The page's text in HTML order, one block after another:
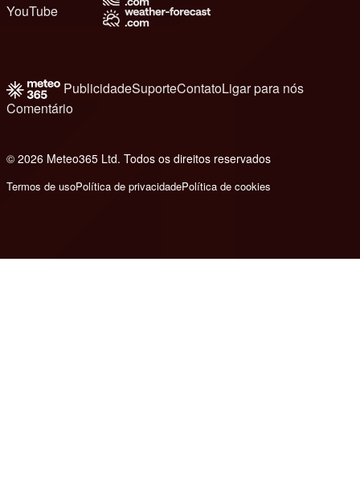
YouTube
PublicidadeSuporteContatoLigar para nós
Comentário
© 2026 Meteo365 Ltd. Todos os direitos reservados
Termos de usoPolítica de privacidadePolítica de cookies